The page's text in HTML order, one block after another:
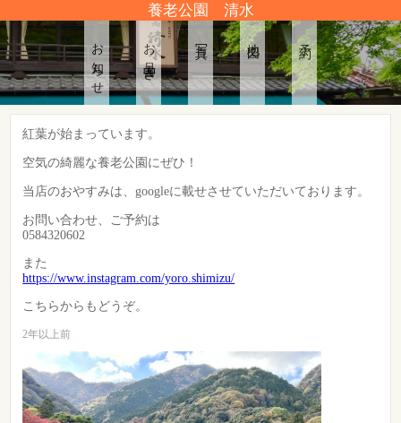
養老公園 清水
お知らせ お品書き 地図 予約
紅葉が始まっています。
空気の綺麗な養老公園にぜひ！
当店のおやすみは、googleに載せさせていただいております。
お問い合わせ、ご予約は
0584320602
また
https://www.instagram.com/yoro.shimizu/
こちらからもどうぞ。
2年以上前